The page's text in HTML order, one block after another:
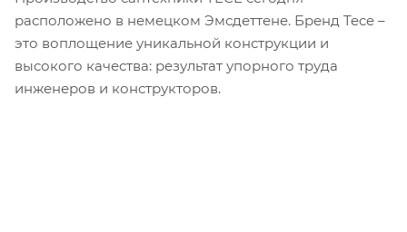
расположено в немецком Эмсдеттене. Бренд Tece –
это воплощение уникальной конструкции и
высокого качества: результат упорного труда
инженеров и конструкторов.